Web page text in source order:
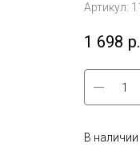
Артикул:
1 698 р.
В наличии